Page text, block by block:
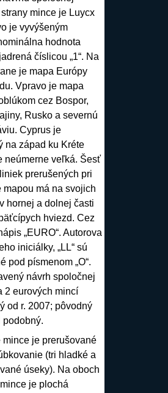
strany mince je Luycx
je vyvýšeným
hodnota
číslicou „1“. Na
je mapa Európy
Vpravo je mapa
cez Bospor,
Rusko a severnú
Cyprus je
na západ ku Kréte
neúmerne veľká. Šesť
prerušených pri
mapou má na svojich
hornej a dolnej časti
hviezd. Cez
„EURO“. Autorova
iniciálky, „LL“ sú
pod písmenom „O“.
návrh spoločnej
2 eurových mincí
od r. 2007; pôvodný
podobný.
minceje prerušované
(tri hladké a
úseky). Na oboch
minceje plochá